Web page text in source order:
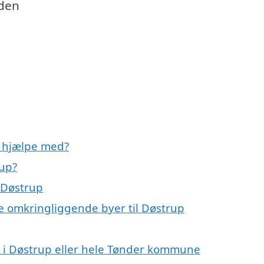
med?
omkringliggende byer til Døstrup
eller hele Tønder kommune